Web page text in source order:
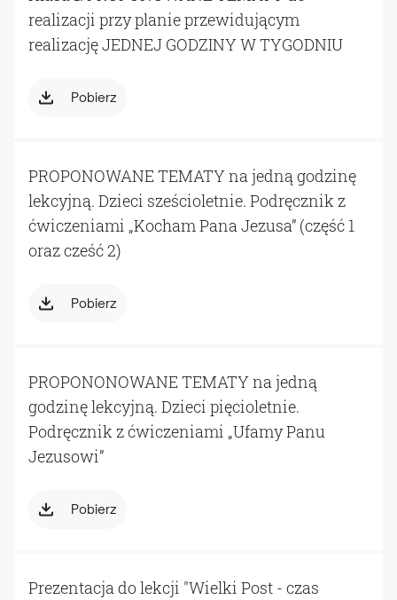
realizacji przy planie przewidującym
realizację JEDNEJ GODZINY W TYGODNIU
Pobierz
PROPONOWANE TEMATY na jedną godzinę
lekcyjną. Dzieci sześcioletnie. Podręcznik z
ćwiczeniami „Kocham Pana Jezusa” (część 1
oraz cześć 2)
Pobierz
PROPONONOWANE TEMATY na jedną
godzinę lekcyjną. Dzieci pięcioletnie.
Podręcznik z ćwiczeniami „Ufamy Panu
Jezusowi”
Pobierz
Prezentacja do lekcji "Wielki Post - czas